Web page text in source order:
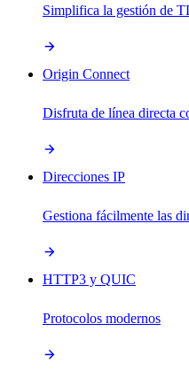
Simplifica la gestión de
Origin Connect
Disfruta de línea directa
Direcciones IP
Gestiona fácilmente las
HTTP3 y QUIC
Protocolos modernos